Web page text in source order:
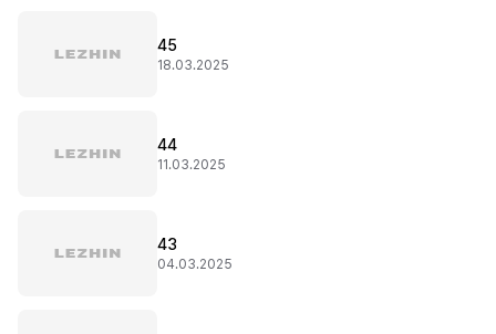
45
18.03.2025
44
11.03.2025
43
04.03.2025